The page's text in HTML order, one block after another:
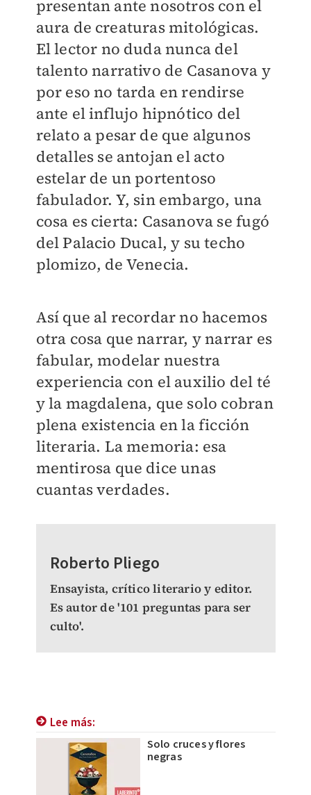
presentan ante nosotros con el
aura de creaturas mitológicas.
El lector no duda nunca del
talento narrativo de Casanova y
por eso no tarda en rendirse
ante el influjo hipnótico del
relato a pesar de que algunos
detalles se antojan el acto
estelar de un portentoso
fabulador. Y, sin embargo, una
cosa es cierta: Casanova se fugó
del Palacio Ducal, y su techo
plomizo, de Venecia.
Así que al recordar no hacemos
otra cosa que narrar, y narrar es
fabular, modelar nuestra
experiencia con el auxilio del té
y la magdalena, que solo cobran
plena existencia en la ficción
literaria. La memoria: esa
mentirosa que dice unas
cuantas verdades.
Roberto Pliego
Ensayista, crítico literario y editor.
Es autor de '101 preguntas para ser
culto'.
Lee más:
Solo cruces y flores
negras